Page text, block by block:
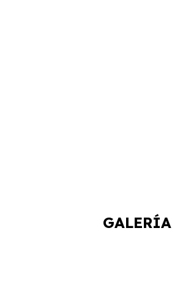
GALERÍA